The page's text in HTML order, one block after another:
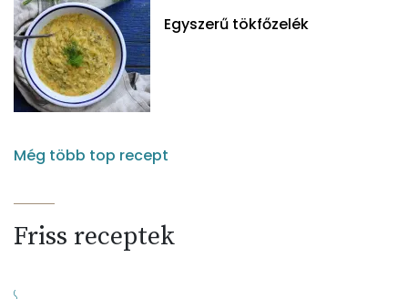
Egyszerű tökfőzelék
Még több top recept
Friss receptek